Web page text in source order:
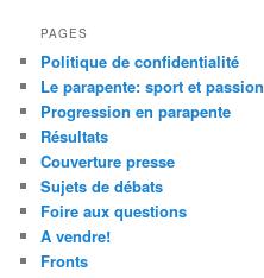
PAGES
Politique de confidentialité
Le parapente: sport et passion
Progression en parapente
Résultats
Couverture presse
Sujets de débats
Foire aux questions
A vendre!
Fronts